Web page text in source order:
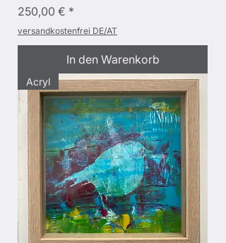
Preis
250,00 €
versandkostenfrei DE/AT
In den Warenkorb
Acryl